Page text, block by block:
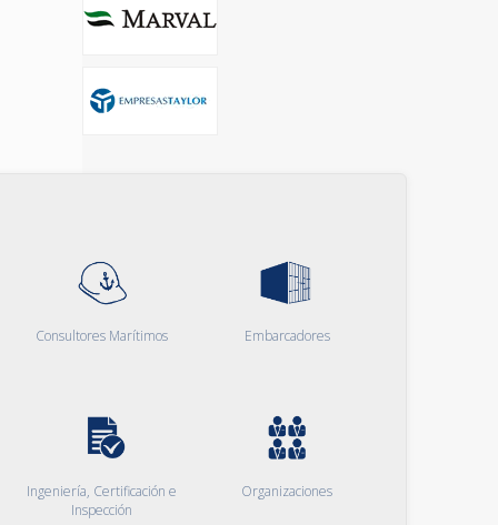
Consultores Marítimos Embarcadores
Ingeniería, Certificación e
Inspección
Organizaciones